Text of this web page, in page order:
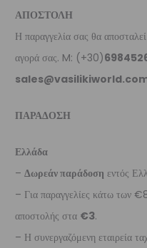
ΑΠΟΣΤΟΛΗ
Η παραγγελία σας θα
αγορά σας. M: (+30)
ΠΑΡΑΔΟΣΗ
Ελλάδα
– Δωρεάν παράδοση εντός
– Για παραγγελίες κάτω των
αποστολής στα €3.
– Η συνεργαζόμενη εταιρεία